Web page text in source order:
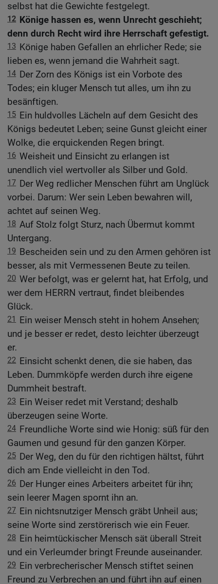
selbst hat die Gewichte festgelegt.
12 Könige hassen es, wenn Unrecht geschieht;
denn durch Recht wird ihre Herrschaft gefestigt.
13 Könige haben Gefallen an ehrlicher Rede; sie
lieben es, wenn jemand die Wahrheit sagt.
14 Der Zorn des Königs ist ein Vorbote des
Todes; ein kluger Mensch tut alles, um ihn zu
besänftigen.
15 Ein huldvolles Lächeln auf dem Gesicht des
Königs bedeutet Leben; seine Gunst gleicht einer
Wolke, die erquickenden Regen bringt.
16 Weisheit und Einsicht zu erlangen ist
unendlich viel wertvoller als Silber und Gold.
17 Der Weg redlicher Menschen führt am Unglück
vorbei. Darum: Wer sein Leben bewahren will,
achtet auf seinen Weg.
18 Auf Stolz folgt Sturz, nach Übermut kommt
Untergang.
19 Bescheiden sein und zu den Armen gehören ist
besser, als mit Vermessenen Beute zu teilen.
20 Wer befolgt, was er gelernt hat, hat Erfolg, und
wer dem HERRN vertraut, findet bleibendes
Glück.
21
Ein weiser Mensch steht in hohem Ansehen;
und je besser er redet, desto leichter überzeugt
er.
22 Einsicht schenkt denen, die sie haben, das
Leben. Dummköpfe werden durch ihre eigene
Dummheit bestraft.
23 Ein Weiser redet mit Verstand; deshalb
überzeugen seine Worte.
24 Freundliche Worte sind wie Honig: süß für den
Gaumen und gesund für den ganzen Körper.
25 Der Weg, den du für den richtigen hältst, führt
dich am Ende vielleicht in den Tod.
26 Der Hunger eines Arbeiters arbeitet für ihn;
sein leerer Magen spornt ihn an.
27 Ein nichtsnutziger Mensch gräbt Unheil aus;
seine Worte sind zerstörerisch wie ein Feuer.
28 Ein heimtückischer Mensch sät überall Streit
und ein Verleumder bringt Freunde auseinander.
29 Ein verbrecherischer Mensch stiftet seinen
Freund zu Verbrechen an und führt ihn auf einen